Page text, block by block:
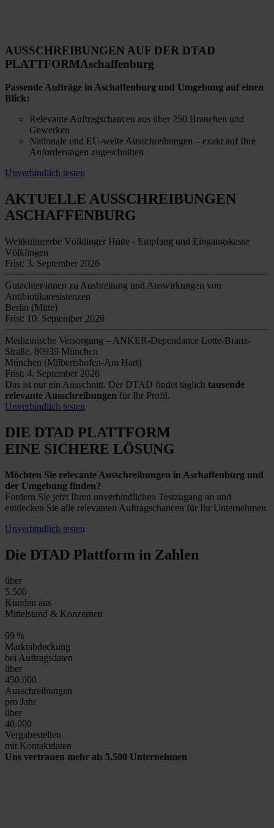
AUSSCHREIBUNGEN AUF DER DTAD
PLATTFORMAschaffenburg
Passende Aufträge in Aschaffenburg und Umgebung auf einen
Blick:
Relevante Auftragschancen aus über 250 Branchen und
Gewerken
Nationale und EU-weite Ausschreibungen – exakt auf Ihre
Anforderungen zugeschnitten
Unverbindlich testen
AKTUELLE AUSSCHREIBUNGEN
ASCHAFFENBURG
Weltkulturerbe Völklinger Hütte - Empfang und Eingangskasse
Völklingen
Frist: 3. September 2026
Gutachter/innen zu Ausbreitung und Auswirkungen von
Antibiotikaresistenzen
Berlin (Mitte)
Frist: 10. September 2026
Medizinische Versorgung – ANKER-Dependance Lotte-Branz-
Straße, 80939 München
München (Milbertshofen-Am Hart)
Frist: 4. September 2026
Das ist nur ein Ausschnitt. Der DTAD findet täglich tausende
relevante Ausschreibungen für Ihr Profil.
Unverbindlich testen
DIE DTAD PLATTFORM
EINE SICHERE LÖSUNG
Möchten Sie relevante Ausschreibungen in Aschaffenburg und
der Umgebung finden?
Fordern Sie jetzt Ihren unverbindlichen Testzugang an und
entdecken Sie alle relevanten Auftragschancen für Ihr Unternehmen.
Unverbindlich testen
Die DTAD Plattform in Zahlen
über
5.500
Kunden aus
Mittelstand & Konzernen
99 %
Marktabdeckung
bei Auftragsdaten
über
450.000
Ausschreibungen
pro Jahr
über
40.000
Vergabestellen
mit Kontaktdaten
Uns vertrauen mehr als 5.500 Unternehmen